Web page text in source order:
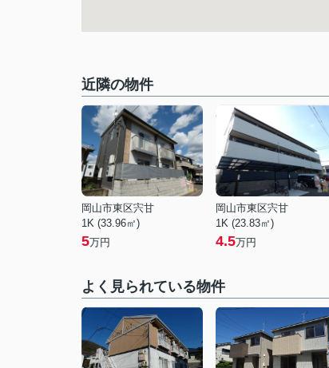
近隣の物件
岡山市東区宍甘
1K (33.96㎡)
5万円
岡山市東区宍甘
1K (23.83㎡)
4.5万円
よく見られている物件